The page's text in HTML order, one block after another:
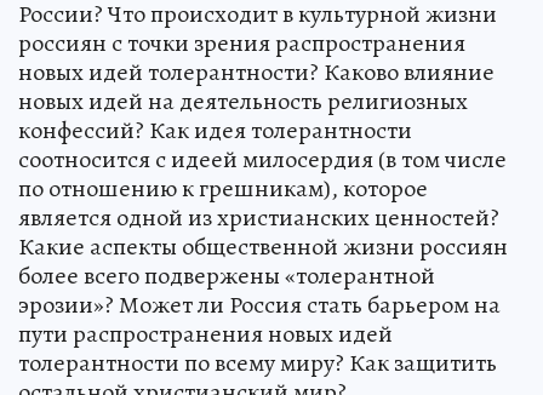
России? Что происходит в культурной жизни
россиян с точки зрения распространения
новых идей толерантности? Каково влияние
новых идей на деятельность религиозных
конфессий? Как идея толерантности
соотносится с идеей милосердия (в том числе
по отношению к грешникам), которое
является одной из христианских ценностей?
Какие аспекты общественной жизни россиян
более всего подвержены «толерантной
эрозии»? Может ли Россия стать барьером на
пути распространения новых идей
толерантности по всему миру? Как защитить